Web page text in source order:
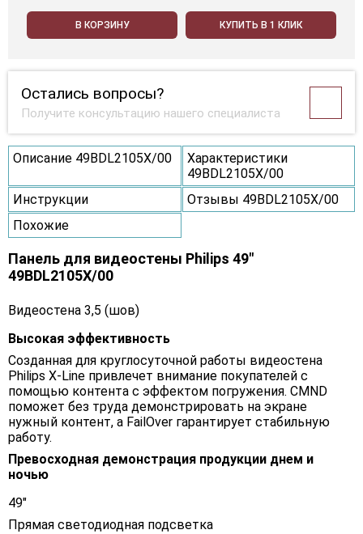
В КОРЗИНУ КУПИТЬ В 1 КЛИК
Остались вопросы?
Получите консультацию нашего специалиста
Описание 49BDL2105X/00
Характеристики
49BDL2105X/00
Инструкции
Отзывы 49BDL2105X/00
Похожие
Панель для видеостены Philips 49"
49BDL2105X/00
Видеостена 3,5 (шов)
Высокая эффективность
Созданная для круглосуточной работы видеостена
Philips X-Line привлечет внимание покупателей с
помощью контента с эффектом погружения. CMND
поможет без труда демонстрировать на экране
нужный контент, а FailOver гарантирует стабильную
работу.
Превосходная демонстрация продукции днем и
ночью
49"
Прямая светодиодная подсветка